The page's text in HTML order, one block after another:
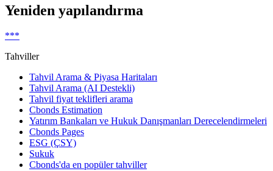
Yeniden yapılandırma
***
Tahviller
Tahvil Arama & Piyasa Haritaları
Tahvil Arama (AI Destekli)
Tahvil fiyat teklifleri arama
Cbonds Estimation
Yatırım Bankaları ve Hukuk Danışmanları Derecelendirmeleri
Cbonds Pages
ESG (ÇSY)
Sukuk
Cbonds'da en popüler tahviller